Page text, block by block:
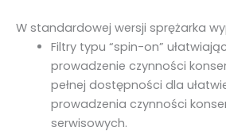
W standardowej wersji sprężarka
Filtry typu “spin-on”
prowadzenie czynności
pełnej dostępności dla
prowadzenia czynności
serwisowych.